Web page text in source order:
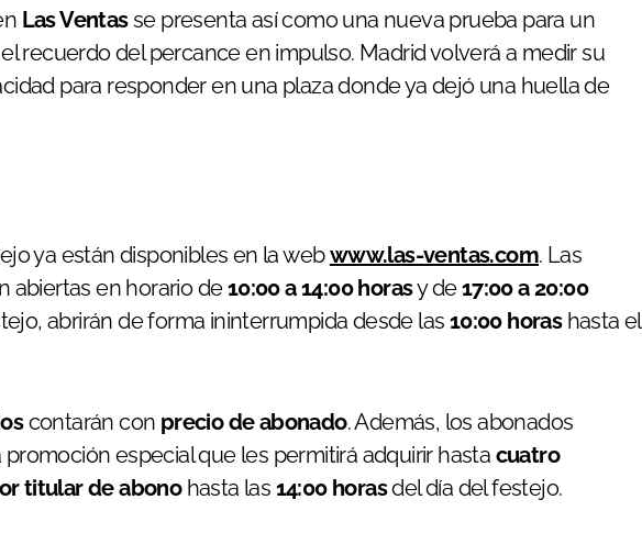
Las Ventasse presenta así como una nueva prueba para un
recuerdo del percance en impulso. Madrid volverá a medir su
para responder en una plaza donde ya dejó una huella de
ya están disponibles en la webwww.las-ventas.com. Las
abiertas en horario de10:00 a 14:00 horasy de17:00 a 20:00
abrirán de forma ininterrumpida desde las 10:00 horashasta el
contarán con precio de abonado. Además, los abonados
especial que les permitirá adquirir hasta cuatro
titular de abonohasta las 14:00 horasdel día del festejo.